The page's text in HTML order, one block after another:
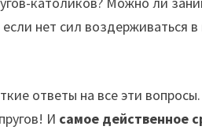
нет сил воздерживаться
ответы на все эти
И самое действенное